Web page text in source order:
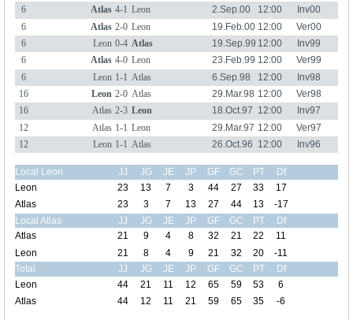
6
Atlas 4-1 Leon 2.Sep.00 12:00
Inv00
6
Atlas 2-0 Leon 19.Feb.00 12:00
Ver00
6
Leon 0-4 Atlas 19.Sep.99 12:00
Inv99
6
Atlas 4-0 Leon 23.Feb.99 12:00
Ver99
6
Leon 1-1 Atlas 6.Sep.98 12:00
Inv98
16
Leon 2-0 Atlas 29.Mar.98 12:00
Ver98
16
Atlas 2-3 Leon 18.Oct.97 12:00
Inv97
12
Atlas 1-1 Leon 29.Mar.97 12:00
Ver97
12
Leon 1-1 Atlas 26.Oct.96 12:00 Inv96
Local Leon JJ JG JE JP GF GC PT
Df
Leon
23 13 7 3 44 27 33
17
Atlas
23 3 7 13 27 44 13
-17
Local Atlas
JJ JG JE JP GF GC PT
Df
Atlas
21 9 4 8 32 21 22
11
Leon
21 8 4 9 21 32 20
-11
Total
JJ JG JE JP GF GC PT
Df
Leon
44 21 11 12 65 59 53
6
Atlas
44 12 11 21 59 65 35 -6